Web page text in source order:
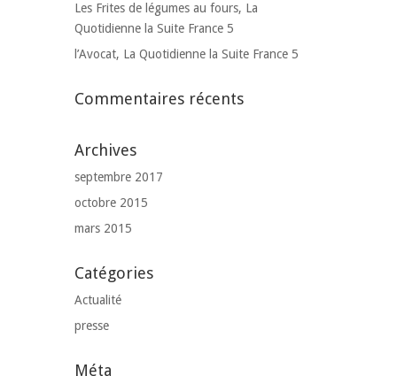
Les Frites de légumes au fours, La
Quotidienne la Suite France 5
l’Avocat, La Quotidienne la Suite France 5
Commentaires récents
Archives
septembre 2017
octobre 2015
mars 2015
Catégories
Actualité
presse
Méta